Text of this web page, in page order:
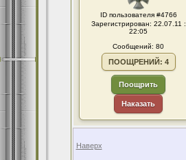
ID пользователя #4766
Зарегистрирован: 22.07.11 :
22:05
Сообщений: 80
ПООЩРЕНИЙ: 4
Поощрить
Наказать
Наверх